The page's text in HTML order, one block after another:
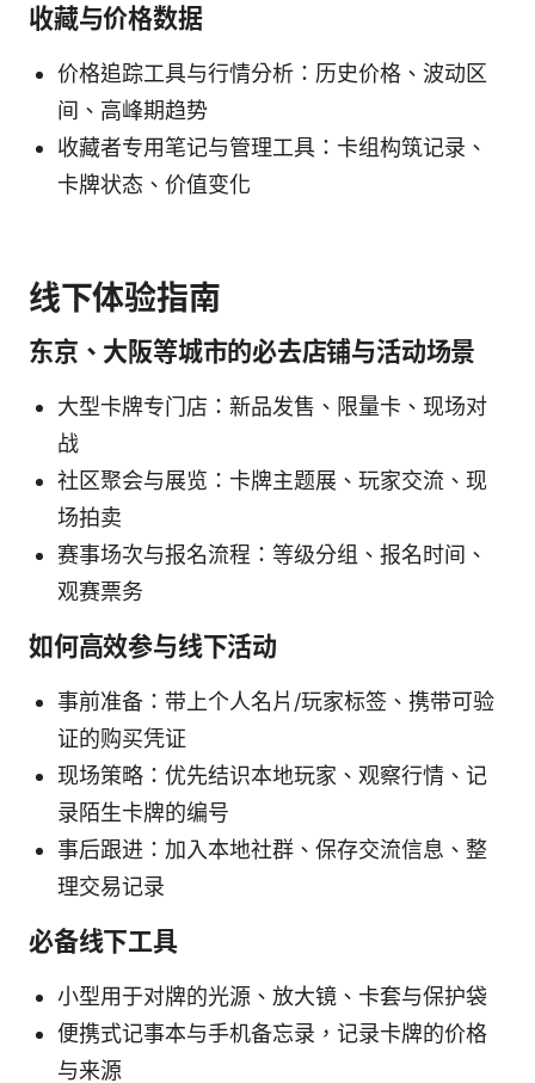
收藏与价格数据
价格追踪工具与行情分析：历史价格、波动区
间、高峰期趋势
收藏者专用笔记与管理工具：卡组构筑记录、
卡牌状态、价值变化
线下体验指南
东京、大阪等城市的必去店铺与活动场景
大型卡牌专门店：新品发售、限量卡、现场对
战
社区聚会与展览：卡牌主题展、玩家交流、现
场拍卖
赛事场次与报名流程：等级分组、报名时间、
观赛票务
如何高效参与线下活动
事前准备：带上个人名片/玩家标签、携带可验
证的购买凭证
现场策略：优先结识本地玩家、观察行情、记
录陌生卡牌的编号
事后跟进：加入本地社群、保存交流信息、整
理交易记录
必备线下工具
小型用于对牌的光源、放大镜、卡套与保护袋
便携式记事本与手机备忘录，记录卡牌的价格
与来源